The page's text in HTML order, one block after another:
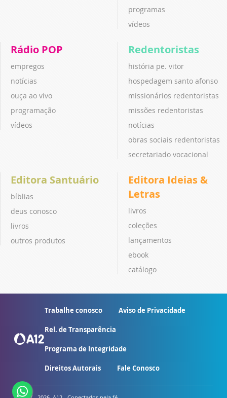
programas
vídeos
Rádio POP
empregos
notícias
ouça ao vivo
programação
vídeos
Redentoristas
história pe. vitor
hospedagem santo afonso
missionários redentoristas
missões redentoristas
notícias
obras sociais redentoristas
secretariado vocacional
Editora Santuário
bíblias
deus conosco
livros
outros produtos
Editora Ideias &
Letras
livros
coleções
lançamentos
ebook
catálogo
Trabalhe conosco Aviso de Privacidade
Rel. de Transparência
Programa de Integridade
Direitos Autorais Fale Conosco